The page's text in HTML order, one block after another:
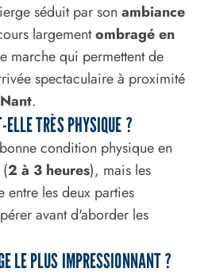
séduit par son ambiance
largementombragé en
marche qui permettent de
spectaculaire à proximité
.
TRÈS PHYSIQUE ?
condition physique en
2 à 3 heures), mais les
entre les deux parties
avant d'aborder les
LE PLUS IMPRESSIONNANT ?